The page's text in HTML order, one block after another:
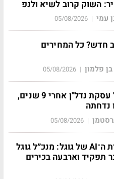
עמי |
05/08/2026
חדש? כל המחירים
בן פלמון |
05/08/2026
עו"ד דיווח על עסקת נדל"ן אחרי 9 שנים,
נדחתה
|
05/08/2026
טלטלה בצמרת ה־AI של גוגל: מנכ״ל גוגל
תפקיד וארבעה בכירים